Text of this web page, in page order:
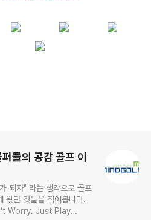
들의 공감 골프 이
되자" 라는 생각으로 골프
왔던 것들을 적어봅니다.
Worry. Just Play